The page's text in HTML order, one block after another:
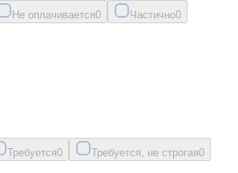
Не оплачивается0 Частично0
Требуется0 Требуется, не строгая0